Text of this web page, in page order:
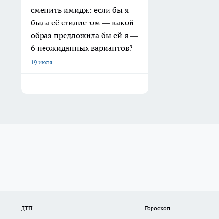
сменить имидж: если бы я
была её стилистом — какой
образ предложила бы ей я —
6 неожиданных вариантов?
19 июля
ДТП Гороскоп